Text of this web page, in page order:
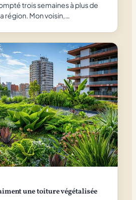
trois semaines à plus de
région. Mon voisin,…
une toiture végétalisée